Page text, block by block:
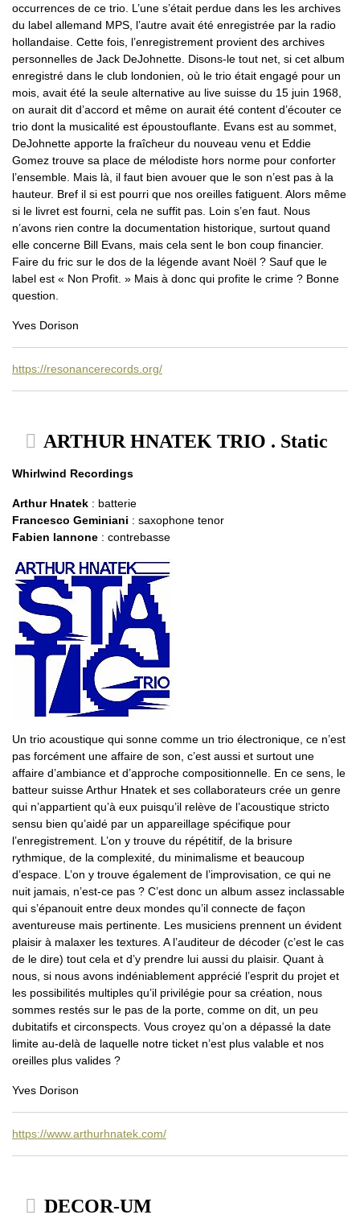
occurrences de ce trio. L’une s’était perdue dans les les archives
du label allemand MPS, l’autre avait été enregistrée par la radio
hollandaise. Cette fois, l’enregistrement provient des archives
personnelles de Jack DeJohnette. Disons-le tout net, si cet album
enregistré dans le club londonien, où le trio était engagé pour un
mois, avait été la seule alternative au live suisse du 15 juin 1968,
on aurait dit d’accord et même on aurait été content d’écouter ce
trio dont la musicalité est époustouflante. Evans est au sommet,
DeJohnette apporte la fraîcheur du nouveau venu et Eddie
Gomez trouve sa place de mélodiste hors norme pour conforter
l’ensemble. Mais là, il faut bien avouer que le son n’est pas à la
hauteur. Bref il si est pourri que nos oreilles fatiguent. Alors même
si le livret est fourni, cela ne suffit pas. Loin s’en faut. Nous
n’avons rien contre la documentation historique, surtout quand
elle concerne Bill Evans, mais cela sent le bon coup financier.
Faire du fric sur le dos de la légende avant Noël ? Sauf que le
label est « Non Profit. » Mais à donc qui profite le crime ? Bonne
question.
Yves Dorison
https://resonancerecords.org/
ARTHUR HNATEK TRIO . Static
Whirlwind Recordings
Arthur Hnatek : batterie
Francesco Geminiani : saxophone tenor
Fabien Iannone : contrebasse
Un trio acoustique qui sonne comme un trio électronique, ce n’est
pas forcément une affaire de son, c’est aussi et surtout une
affaire d’ambiance et d’approche compositionnelle. En ce sens, le
batteur suisse Arthur Hnatek et ses collaborateurs crée un genre
qui n’appartient qu’à eux puisqu’il relève de l’acoustique stricto
sensu bien qu’aidé par un appareillage spécifique pour
l’enregistrement. L’on y trouve du répétitif, de la brisure
rythmique, de la complexité, du minimalisme et beaucoup
d’espace. L’on y trouve également de l’improvisation, ce qui ne
nuit jamais, n’est-ce pas ? C’est donc un album assez inclassable
qui s’épanouit entre deux mondes qu’il connecte de façon
aventureuse mais pertinente. Les musiciens prennent un évident
plaisir à malaxer les textures. A l’auditeur de décoder (c’est le cas
de le dire) tout cela et d’y prendre lui aussi du plaisir. Quant à
nous, si nous avons indéniablement apprécié l’esprit du projet et
les possibilités multiples qu’il privilégie pour sa création, nous
sommes restés sur le pas de la porte, comme on dit, un peu
dubitatifs et circonspects. Vous croyez qu’on a dépassé la date
limite au-delà de laquelle notre ticket n’est plus valable et nos
oreilles plus valides ?
Yves Dorison
https://www.arthurhnatek.com/
DECOR-UM